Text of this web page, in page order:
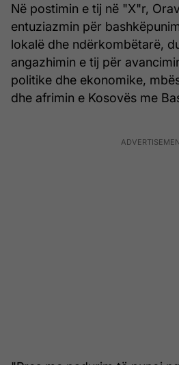
Në postimin e tij në "X"r,
entuziazmin për
lokalë dhe ndërkombëtarë,
angazhimin e tij për
politike dhe ekonomike,
dhe afrimin e Kosovës me